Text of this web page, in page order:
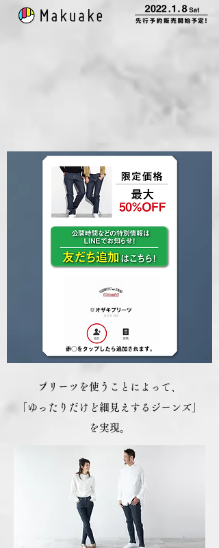
プリーツを使うことによって、
「ゆったりだけど細見えするジーンズ」
を実現。